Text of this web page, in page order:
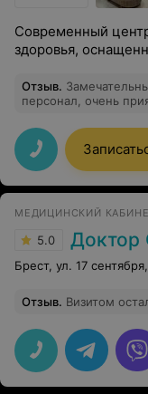
Современный
здоровья,
Отзыв.
персонал, очень
МЕДИЦИНСКИЙ
5.0 Доктор
Брест, ул. 17
Отзыв. Визитом